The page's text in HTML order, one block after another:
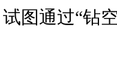
图通过“钻